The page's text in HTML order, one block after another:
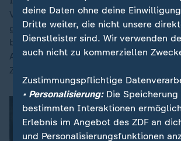
Vitali Klitschko verabredet, unter
gemeinsam ein durch russische
beschädigtes Wohnhaus besuchen.
Abend ein Gespräch mit Vertretern der
Zivilgesellschaft geplant.
deine Daten ohne deine
Dritte weiter, die nicht unsere
Dienstleister sind. Wir verwenden
auch nicht zu kommerziellen
Zustimmungspflichtige
• Personalisierung:Die Speicherung
bestimmten Interaktionen
Erlebnis im Angebot des ZDF an
und Personalisierungsfunktionen